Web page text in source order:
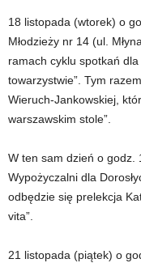
18 listopada (wtorek) o
Młodzieży nr 14 (ul.
ramach cyklu spotkań
towarzystwie”. Tym
Wieruch-Jankowskiej,
warszawskim stole”.
W ten sam dzień o godz.
Wypożyczalni dla
odbędzie się prelekcja
vita”.
21 listopada (piątek) o